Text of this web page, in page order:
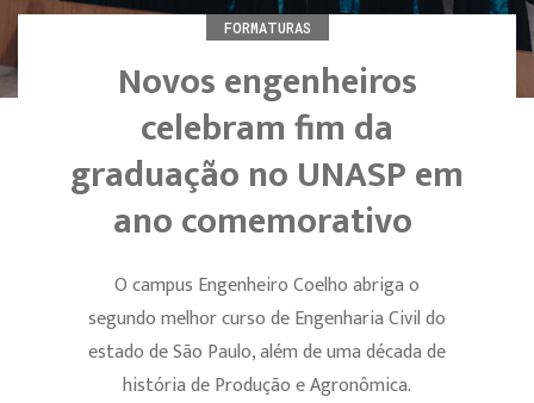
FORMATURAS
Novos engenheiros
celebram fim da
graduação no UNASP em
ano comemorativo
O campus Engenheiro Coelho abriga o
segundo melhor curso de Engenharia Civil do
estado de São Paulo, além de uma década de
história de Produção e Agronômica.